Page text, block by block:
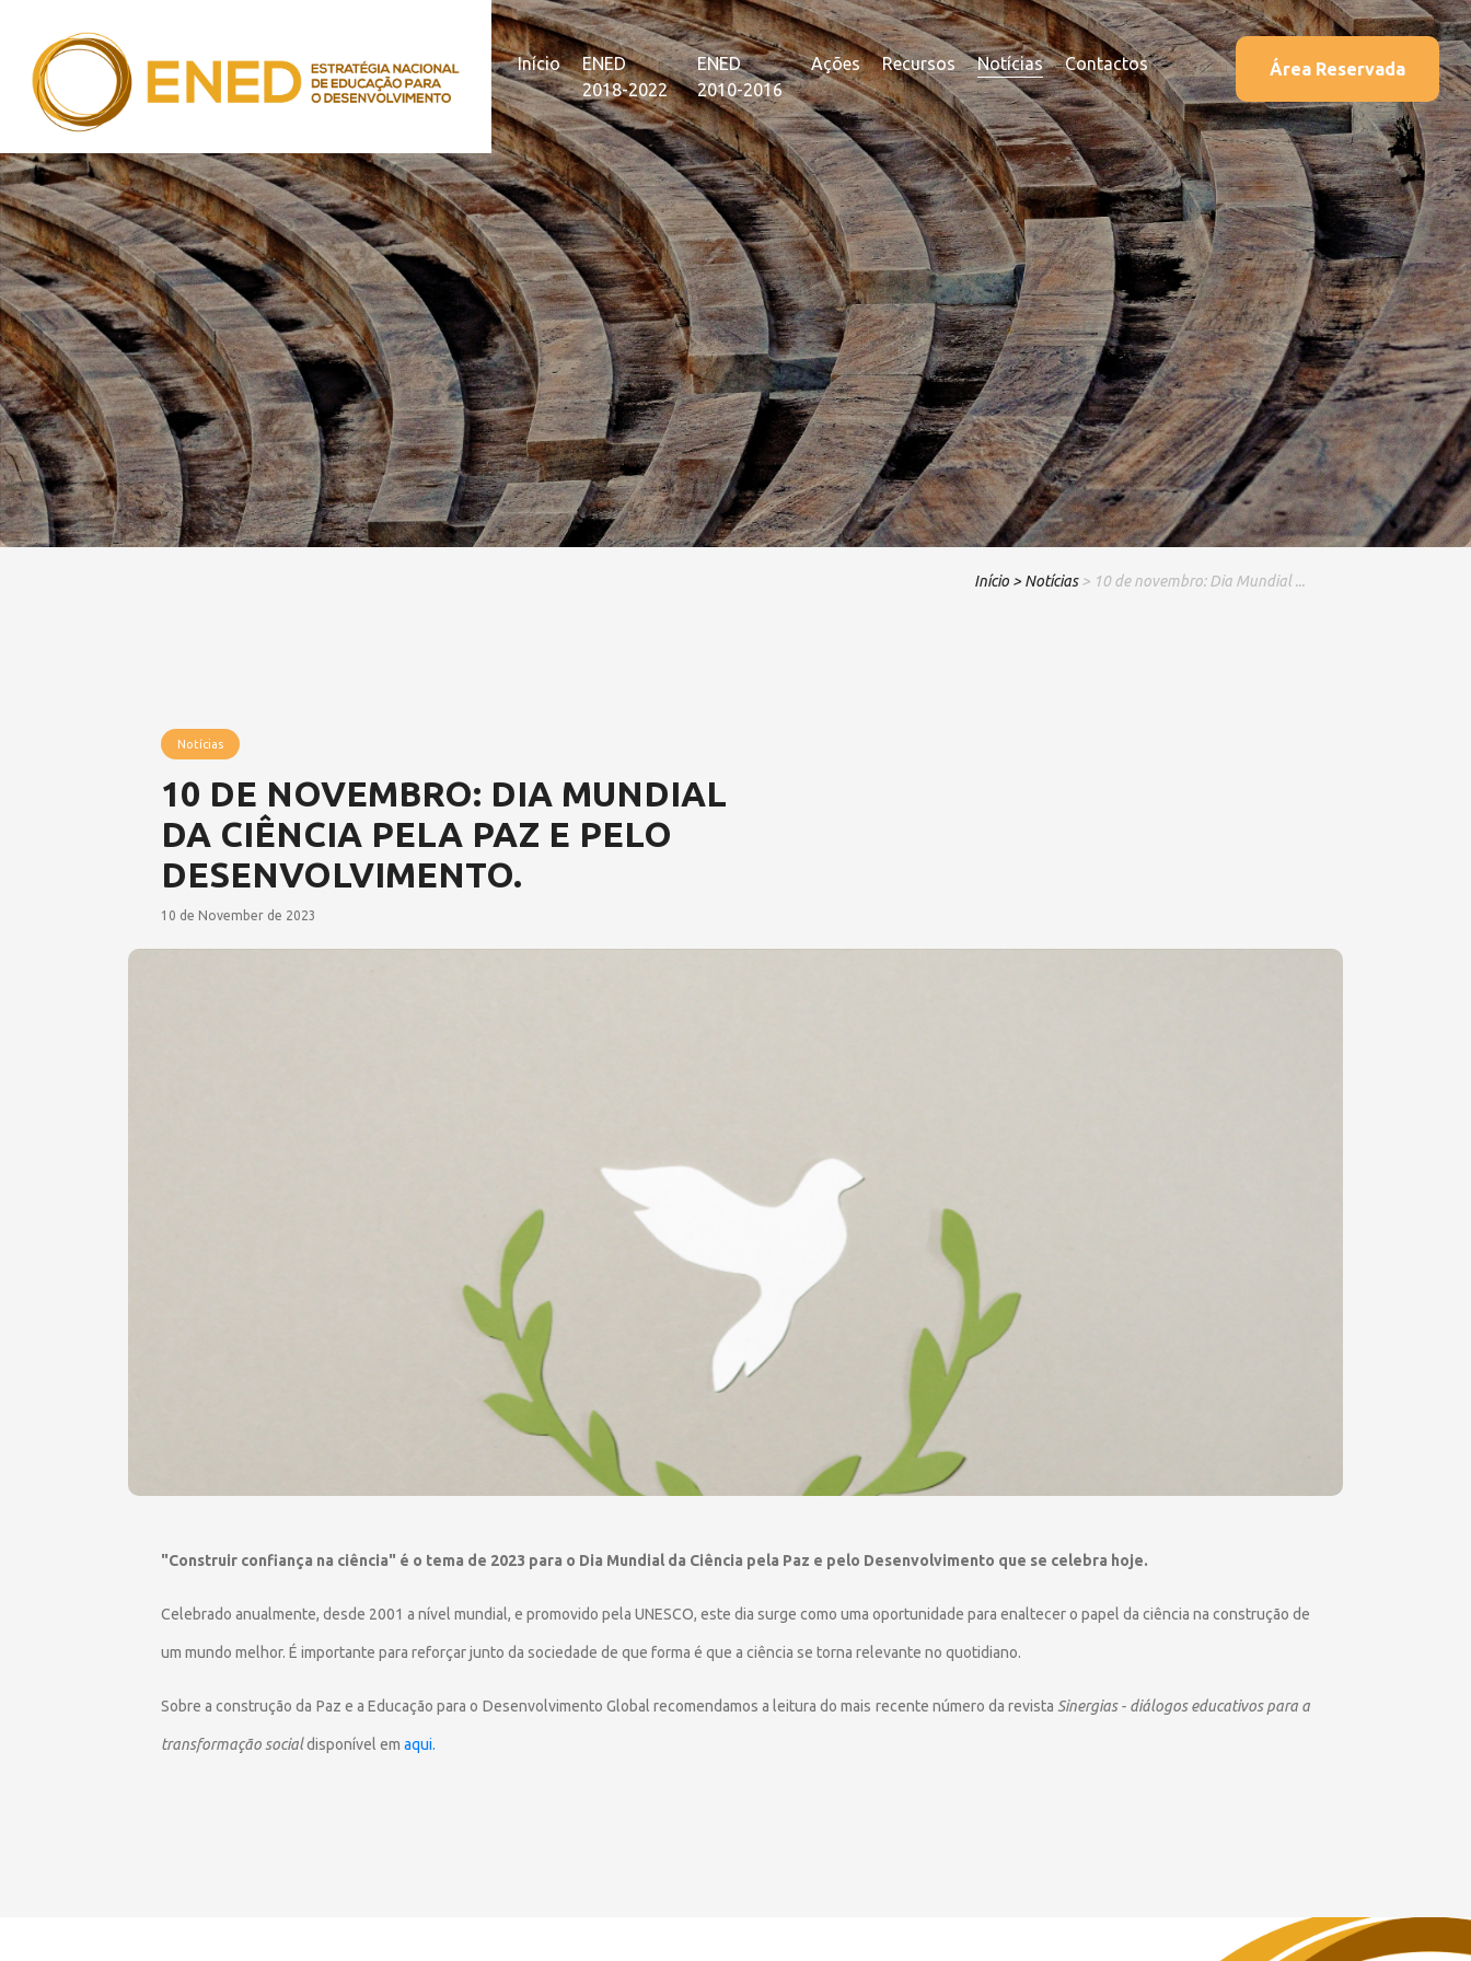
Início
ENED
2018-2022
ENED
2010-2016
Ações Recursos Notícias Contactos Área Reservada
Início > Notícias > 10 de novembro: Dia Mundial ...
Notícias
10 DE NOVEMBRO: DIA MUNDIAL
DA CIÊNCIA PELA PAZ E PELO
DESENVOLVIMENTO.
10 de November de 2023
"Construir confiança na ciência" é o tema de 2023 para o Dia Mundial da Ciência pela Paz e pelo Desenvolvimento que se celebra hoje.
Celebrado anualmente, desde 2001 a nível mundial, e promovido pela UNESCO, este dia surge como uma oportunidade para enaltecer o papel da ciência na construção de
um mundo melhor. É importante para reforçar junto da sociedade de que forma é que a ciência se torna relevante no quotidiano.
Sobre a construção da Paz e a Educação para o Desenvolvimento Global recomendamos a leitura do mais recente número da revista Sinergias - diálogos educativos para a
transformação socialdisponível em aqui.